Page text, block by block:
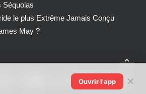
Séquoias
le plus Extrême Jamais Conçu
May ?
Ouvrir l'app ✕